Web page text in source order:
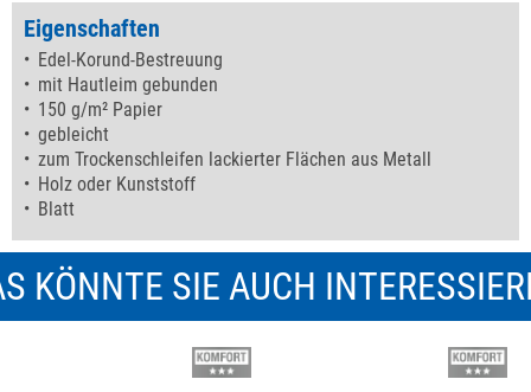
Eigenschaften
Edel-Korund-Bestreuung
mit Hautleim gebunden
150 g/m² Papier
gebleicht
zum Trockenschleifen lackierter Flächen aus Metall
Holz oder Kunststoff
Blatt
KÖNNTE SIE AUCH